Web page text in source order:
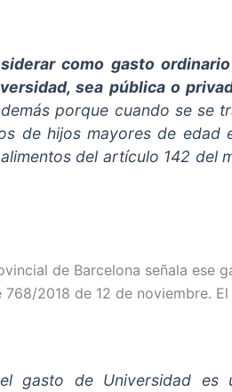
como gasto ordinario
, sea pública o
porque cuando se se
de hijos mayores de edad
del artículo 142 del
de Barcelona señala ese
2018 de 12 de noviembre.
gasto de Universidad es